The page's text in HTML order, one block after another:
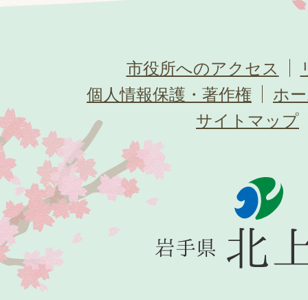
市役所へのアクセス
個人情報保護・著作権
ホ
サイトマップ